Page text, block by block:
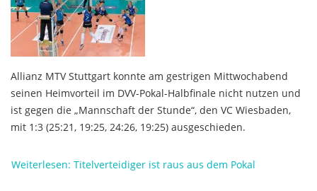
Allianz MTV Stuttgart konnte am gestrigen Mittwochabend
seinen Heimvorteil im DVV-Pokal-Halbfinale nicht nutzen und
ist gegen die „Mannschaft der Stunde“, den VC Wiesbaden,
mit 1:3 (25:21, 19:25, 24:26, 19:25) ausgeschieden.
Weiterlesen: Titelverteidiger ist raus aus dem Pokal